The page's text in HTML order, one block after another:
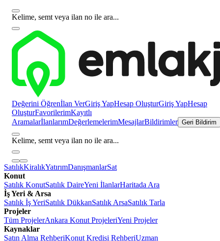
Kelime, semt veya ilan no ile ara...
Değerini Öğrenİlan VerGiriş YapHesap OluşturGiriş YapHesap
OluşturFavorilerimKayıtlı
AramalarİlanlarımDeğerlemelerimMesajlarBildirimler Geri Bildirim
Kelime, semt veya ilan no ile ara...
SatılıkKiralıkYatırımDanışmanlarSat
Konut
Satılık KonutSatılık DaireYeni İlanlarHaritada Ara
İş Yeri & Arsa
Satılık İş YeriSatılık DükkanSatılık ArsaSatılık Tarla
Projeler
Tüm ProjelerAnkara Konut ProjeleriYeni Projeler
Kaynaklar
Satın Alma RehberiKonut Kredisi RehberiUzman